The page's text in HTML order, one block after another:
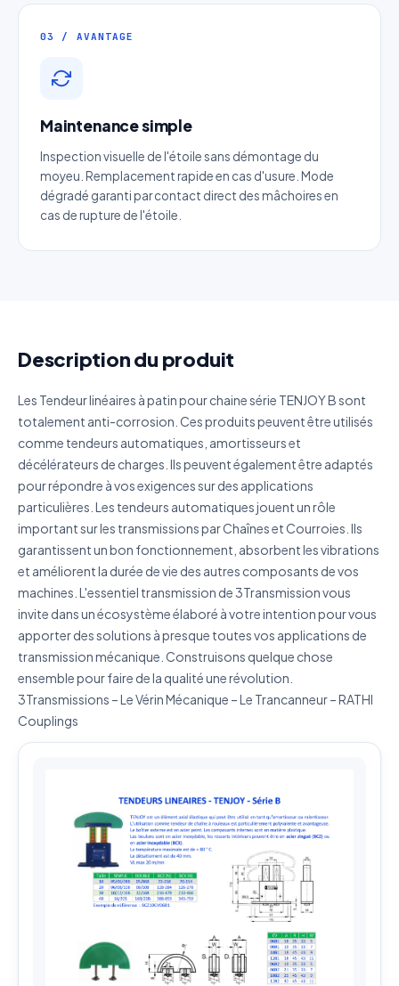
03 / AVANTAGE
Maintenance simple
Inspection visuelle de l'étoile sans démontage du
moyeu. Remplacement rapide en cas d'usure. Mode
dégradé garanti par contact direct des mâchoires en
cas de rupture de l'étoile.
Description du produit
Les Tendeur linéaires à patin pour chaine série TENJOY B sont
totalement anti-corrosion. Ces produits peuvent être utilisés
comme tendeurs automatiques, amortisseurs et
décélérateurs de charges. Ils peuvent également être adaptés
pour répondre à vos exigences sur des applications
particulières. Les tendeurs automatiques jouent un rôle
important sur les transmissions par Chaînes et Courroies. Ils
garantissent un bon fonctionnement, absorbent les vibrations
et améliorent la durée de vie des autres composants de vos
machines. L'essentiel transmission de 3Transmission vous
invite dans un écosystème élaboré à votre intention pour vous
apporter des solutions à presque toutes vos applications de
transmission mécanique. Construisons quelque chose
ensemble pour faire de la qualité une révolution.
3Transmissions – Le Vérin Mécanique – Le Trancanneur – RATHI
Couplings
Entreprise
Téléphone *
Catégorie
J'accepte que mes données soient utilisées pour traiter
ma demande.Politique de confidentialité
Envoyer ma demande de devis
Vos données sont protégées et ne seront jamais
partagées